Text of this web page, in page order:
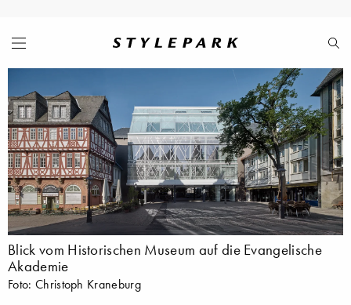
Blick vom Historischen Museum auf die Evangelische
Akademie
Foto: Christoph Kraneburg